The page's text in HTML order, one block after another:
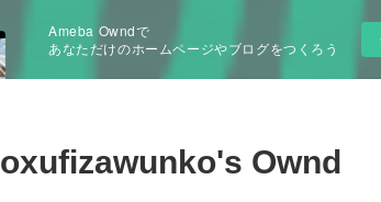
Ameba Owndで
あなただけのホームページやブログをつくろう
oxufizawunko's Ownd